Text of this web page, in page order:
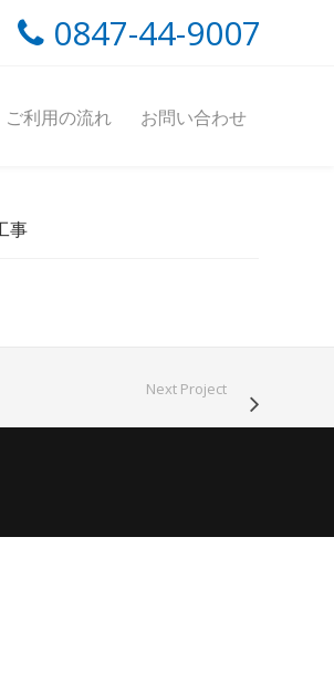
0847-44-9007
ご利用の流れ お問い合わせ
ついて
事
Next Project